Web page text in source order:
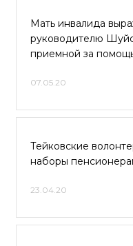
Мать инвалида
руководителю
приемной за
07.05.20
Тейковские
наборы
23.04.20